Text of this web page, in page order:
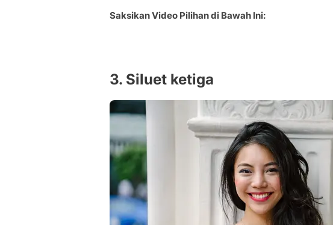
Saksikan Video Pilihan di Bawah Ini:
3. Siluet ketiga